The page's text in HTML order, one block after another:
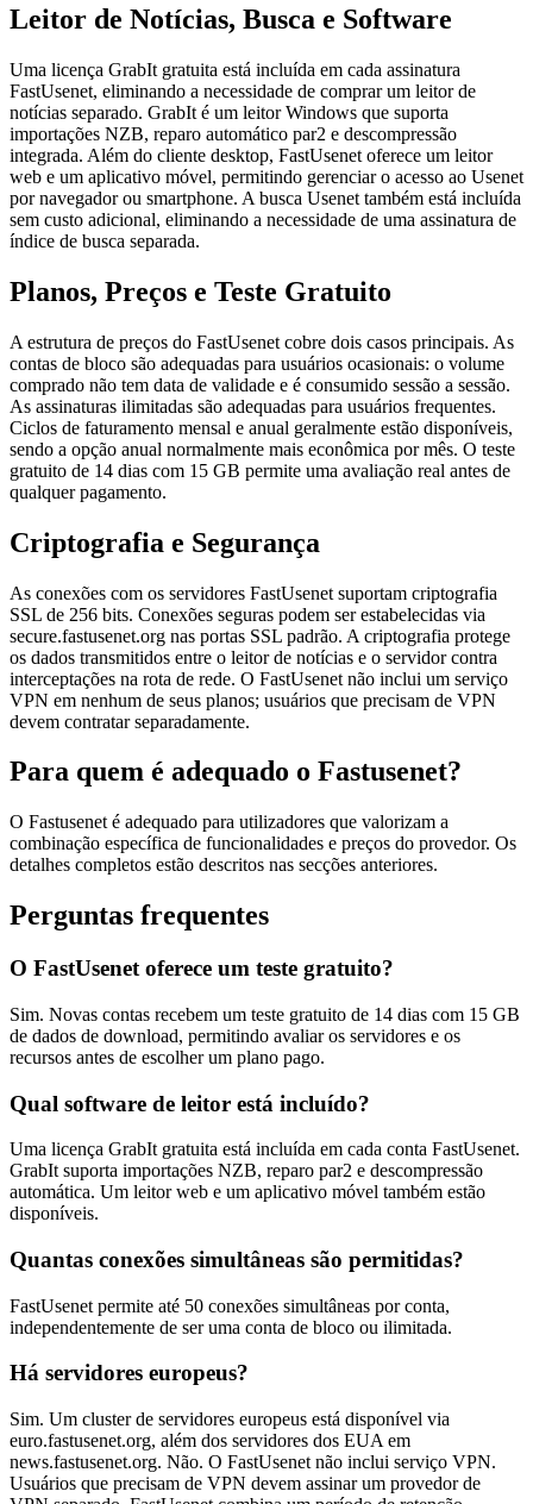
Leitor de Notícias, Busca e Software
Uma licença GrabIt gratuita está incluída em cada assinatura
FastUsenet, eliminando a necessidade de comprar um leitor de
notícias separado. GrabIt é um leitor Windows que suporta
importações NZB, reparo automático par2 e descompressão
integrada. Além do cliente desktop, FastUsenet oferece um leitor
web e um aplicativo móvel, permitindo gerenciar o acesso ao Usenet
por navegador ou smartphone. A busca Usenet também está incluída
sem custo adicional, eliminando a necessidade de uma assinatura de
índice de busca separada.
Planos, Preços e Teste Gratuito
A estrutura de preços do FastUsenet cobre dois casos principais. As
contas de bloco são adequadas para usuários ocasionais: o volume
comprado não tem data de validade e é consumido sessão a sessão.
As assinaturas ilimitadas são adequadas para usuários frequentes.
Ciclos de faturamento mensal e anual geralmente estão disponíveis,
sendo a opção anual normalmente mais econômica por mês. O teste
gratuito de 14 dias com 15 GB permite uma avaliação real antes de
qualquer pagamento.
Criptografia e Segurança
As conexões com os servidores FastUsenet suportam criptografia
SSL de 256 bits. Conexões seguras podem ser estabelecidas via
secure.fastusenet.org nas portas SSL padrão. A criptografia protege
os dados transmitidos entre o leitor de notícias e o servidor contra
interceptações na rota de rede. O FastUsenet não inclui um serviço
VPN em nenhum de seus planos; usuários que precisam de VPN
devem contratar separadamente.
Para quem é adequado o Fastusenet?
O Fastusenet é adequado para utilizadores que valorizam a
combinação específica de funcionalidades e preços do provedor. Os
detalhes completos estão descritos nas secções anteriores.
Perguntas frequentes
O FastUsenet oferece um teste gratuito?
Sim. Novas contas recebem um teste gratuito de 14 dias com 15 GB
de dados de download, permitindo avaliar os servidores e os
recursos antes de escolher um plano pago.
Qual software de leitor está incluído?
Uma licença GrabIt gratuita está incluída em cada conta FastUsenet.
GrabIt suporta importações NZB, reparo par2 e descompressão
automática. Um leitor web e um aplicativo móvel também estão
disponíveis.
Quantas conexões simultâneas são permitidas?
FastUsenet permite até 50 conexões simultâneas por conta,
independentemente de ser uma conta de bloco ou ilimitada.
Há servidores europeus?
Sim. Um cluster de servidores europeus está disponível via
euro.fastusenet.org, além dos servidores dos EUA em
news.fastusenet.org. Não. O FastUsenet não inclui serviço VPN.
Usuários que precisam de VPN devem assinar um provedor de